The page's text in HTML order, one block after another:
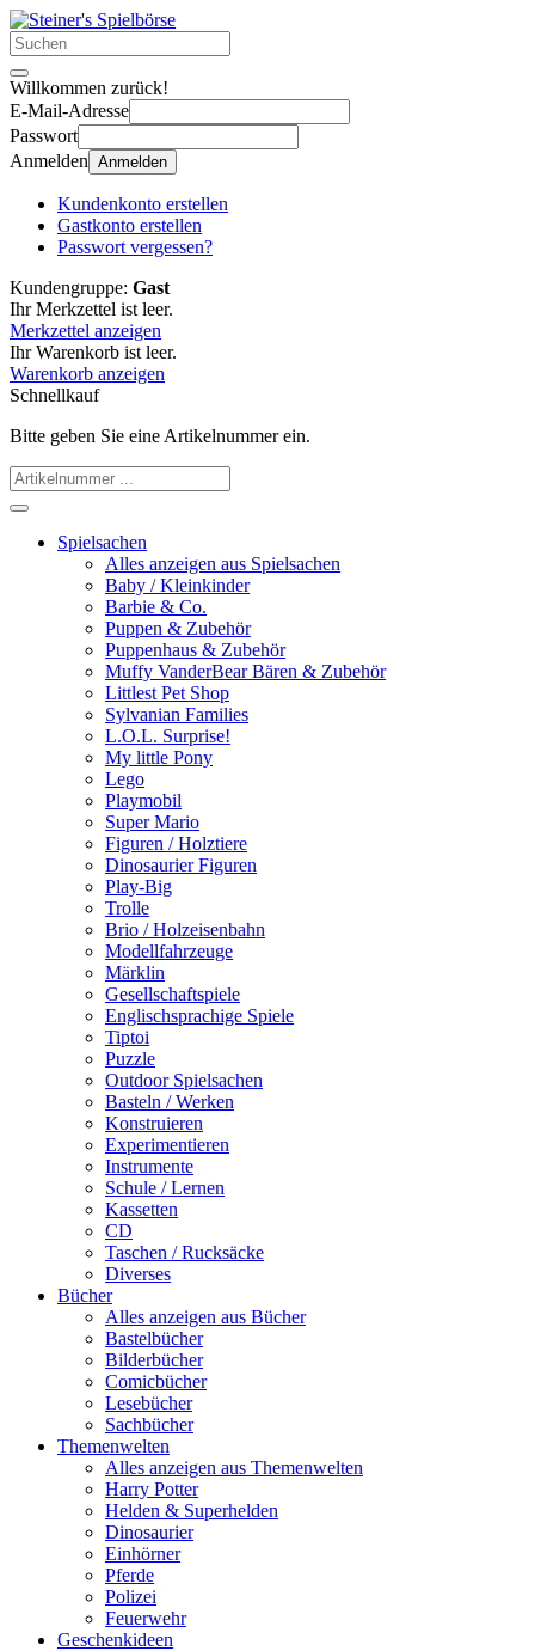
Willkommen zurück!
E-Mail-Adresse
Passwort
Anmelden Anmelden
Kundenkonto erstellen
Gastkonto erstellen
Passwort vergessen?
Kundengruppe: Gast
Ihr Merkzettel ist leer.
Merkzettel anzeigen
Ihr Warenkorb ist leer.
Warenkorb anzeigen
Schnellkauf
Bitte geben Sie eine Artikelnummer ein.
Spielsachen
Alles anzeigen aus Spielsachen
Baby / Kleinkinder
Barbie & Co.
Puppen & Zubehör
Puppenhaus & Zubehör
Muffy VanderBear Bären & Zubehör
Littlest Pet Shop
Sylvanian Families
L.O.L. Surprise!
My little Pony
Lego
Playmobil
Super Mario
Figuren / Holztiere
Dinosaurier Figuren
Play-Big
Trolle
Brio / Holzeisenbahn
Modellfahrzeuge
Märklin
Gesellschaftspiele
Englischsprachige Spiele
Tiptoi
Puzzle
Outdoor Spielsachen
Basteln / Werken
Konstruieren
Experimentieren
Instrumente
Schule / Lernen
Kassetten
CD
Taschen / Rucksäcke
Diverses
Bücher
Alles anzeigen aus Bücher
Bastelbücher
Bilderbücher
Comicbücher
Lesebücher
Sachbücher
Themenwelten
Alles anzeigen aus Themenwelten
Harry Potter
Helden & Superhelden
Dinosaurier
Einhörner
Pferde
Polizei
Feuerwehr
Geschenkideen